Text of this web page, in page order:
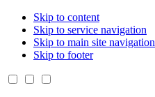
Skip to content
Skip to service navigation
Skip to main site navigation
Skip to footer